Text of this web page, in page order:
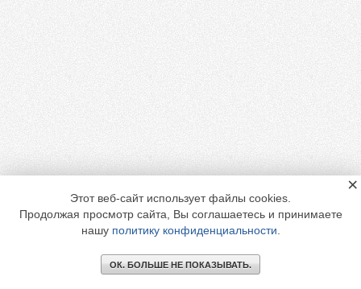
Этот веб-сайт использует файлы cookies.
Продолжая просмотр сайта, Вы соглашаетесь и принимаете
нашу политику конфиденциальности
ОК. БОЛЬШЕ НЕ ПОКАЗЫВАТЬ.
×